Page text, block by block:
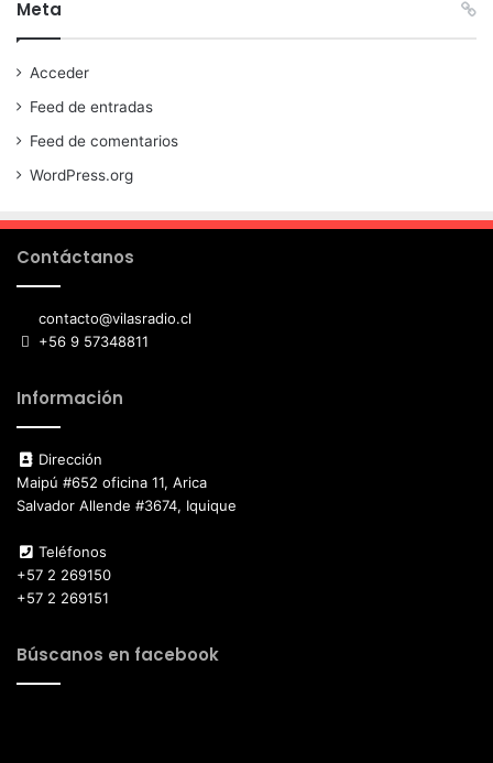
Meta
Acceder
Feed de entradas
Feed de comentarios
WordPress.org
Contáctanos
contacto@vilasradio.cl
+56 9 57348811
Información
Dirección
Maipú #652 oficina 11, Arica
Salvador Allende #3674, Iquique
Teléfonos
+57 2 269150
+57 2 269151
Búscanos en facebook